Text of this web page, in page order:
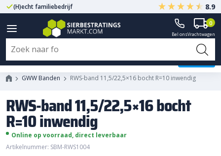
(H)echt familiebedrijf Gegarandeerd A-kwaliteit
8.9
Bel onsVrachtwagen
0
GWW Banden RWS-band 11,5/22,5×16 bocht R=10 inwendig
RWS-band 11,5/22,5×16 bocht
R=10 inwendig
Online op voorraad, direct leverbaar
Artikelnummer: SBM-RWS1004
RWS-band 11,5/22,5x16 bocht
R=10 inwendig